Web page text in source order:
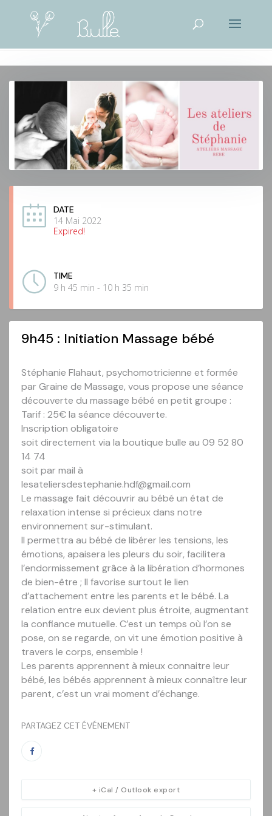
DATE
14 Mai 2022
Expired!
TIME
9 h 45 min - 10 h 35 min
9h45 : Initiation Massage bébé
Stéphanie Flahaut, psychomotricienne et formée
par Graine de Massage, vous propose une séance
découverte du massage bébé en petit groupe :
Tarif : 25€ la séance découverte.
Inscription obligatoire
soit directement via la boutique bulle au 09 52 80
14 74
soit par mail à
lesateliersdestephanie.hdf@gmail.com
Le massage fait découvrir au bébé un état de
relaxation intense si précieux dans notre
environnement sur-stimulant.
Il permettra au bébé de libérer les tensions, les
émotions, apaisera les pleurs du soir, facilitera
l’endormissement grâce à la libération d’hormones
de bien-être ; Il favorise surtout le lien
d’attachement entre les parents et le bébé. La
relation entre eux devient plus étroite, augmentant
la confiance mutuelle. C’est un temps où l’on se
pose, on se regarde, on vit une émotion positive à
travers le corps, ensemble !
Les parents apprennent à mieux connaitre leur
bébé, les bébés apprennent à mieux connaître leur
parent, c’est un vrai moment d’échange.
PARTAGEZ CET ÉVÉNEMENT
+ iCal / Outlook export